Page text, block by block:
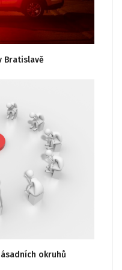
Bratislavě
okruhů